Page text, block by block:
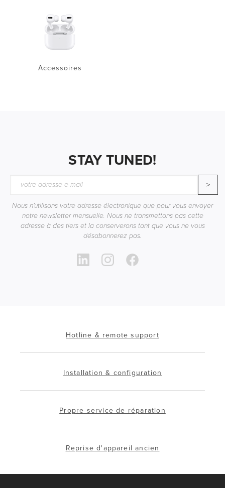
Accessoires
STAY TUNED!
>
Nous n'utilisons votre adresse électronique que pour vous envoyer
notre newsletter mensuelle. Nous ne transmettons pas cette
adresse à des tiers et la conserverons tant que vous ne vous
désabonnerez pas.
Hotline & remote support
Installation & configuration
Propre service de réparation
Reprise d'appareil ancien